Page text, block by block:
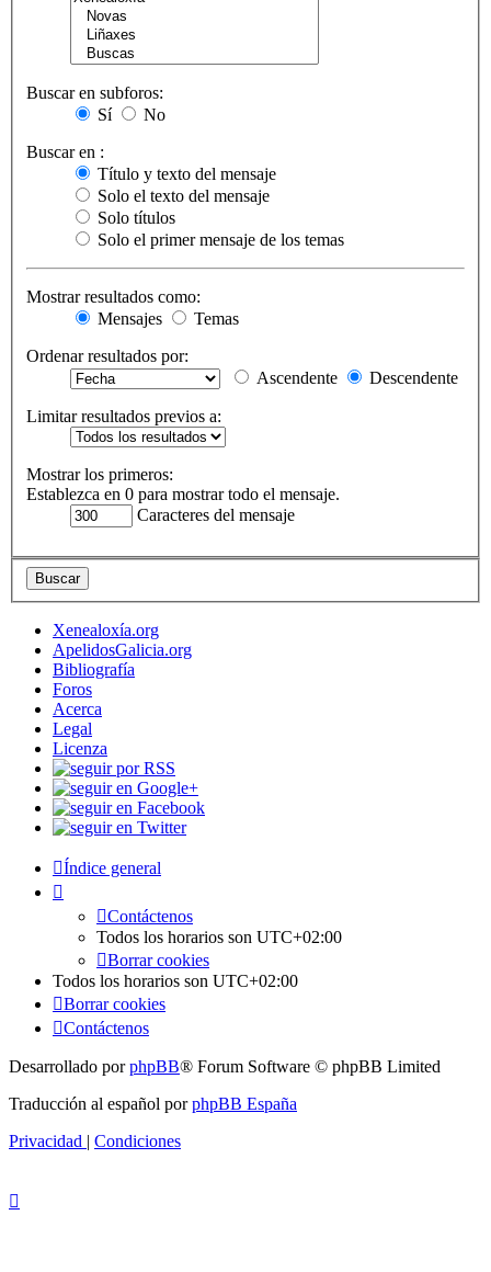
Buscar en subforos:
Sí
No
Buscar en :
Título y texto del mensaje
Solo el texto del mensaje
Solo títulos
Solo el primer mensaje de los temas
Mostrar resultados como:
Mensajes
Temas
Ordenar resultados por:
Ascendente
Descendente
Limitar resultados previos a:
Mostrar los primeros:
Establezca en 0 para mostrar todo el mensaje.
Caracteres del mensaje
Xenealoxía.org
ApelidosGalicia.org
Bibliografía
Foros
Acerca
Legal
Licenza
Índice general
Contáctenos
Todos los horarios son UTC+02:00
Borrar cookies
Todos los horarios son UTC+02:00
Borrar cookies
Contáctenos
Desarrollado porphpBB® Forum Software © phpBB Limited
Traducción al español porphpBB España
Privacidad | Condiciones